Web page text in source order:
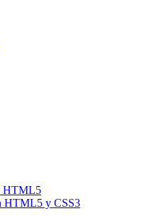
HTML5
HTML5 y CSS3